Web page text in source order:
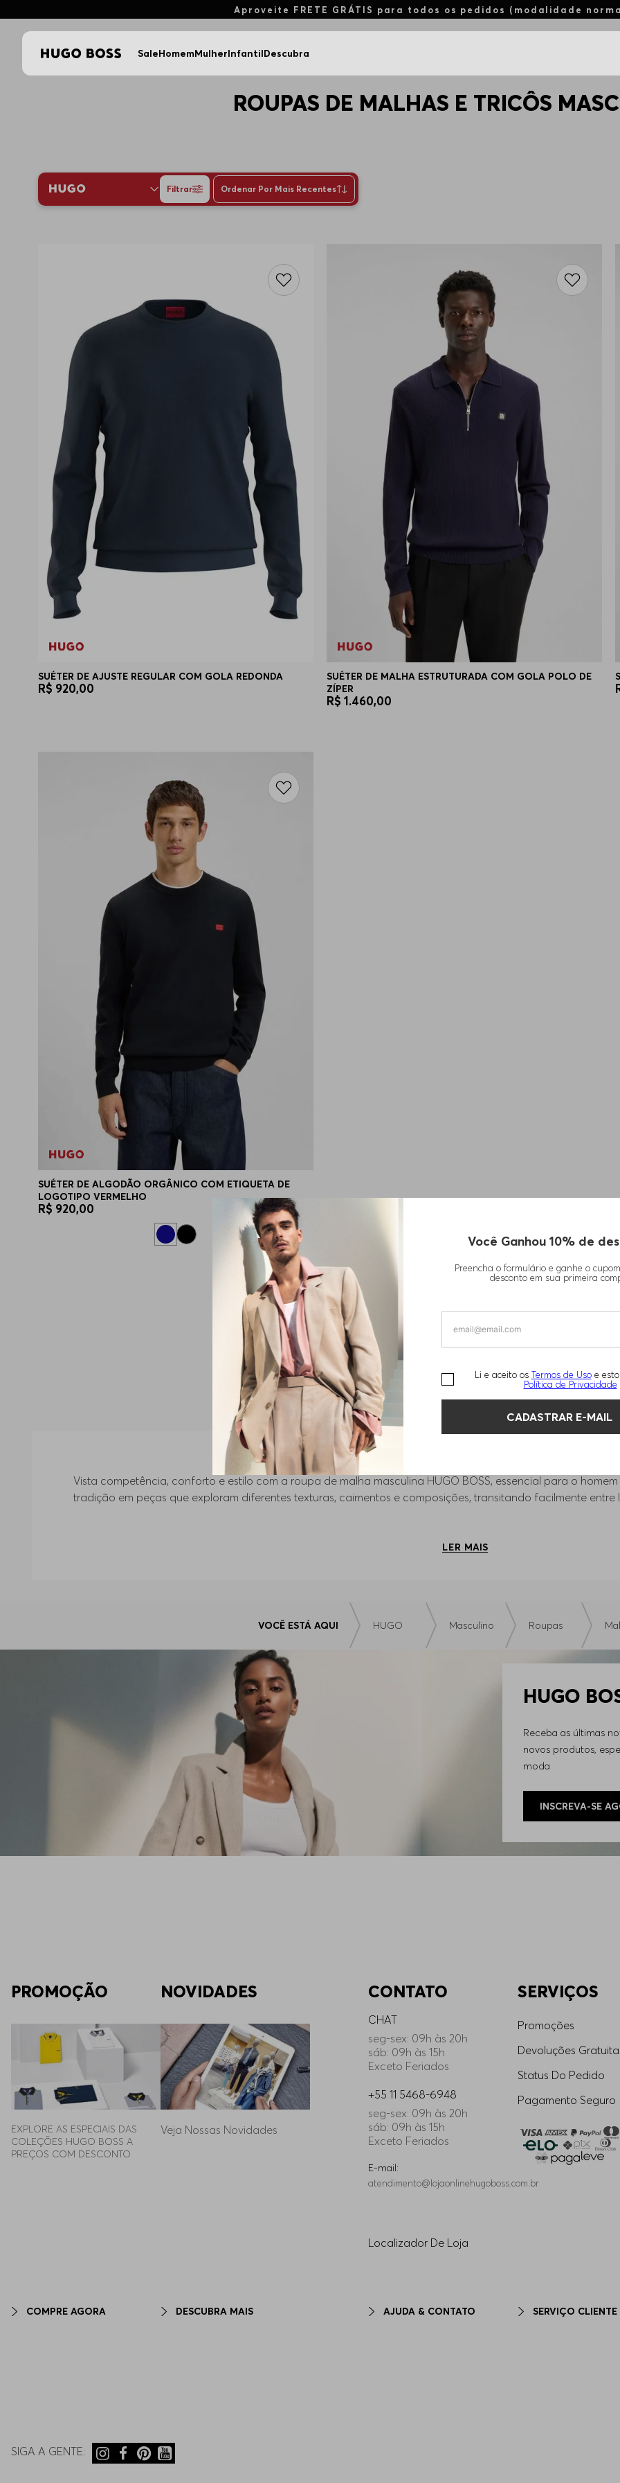
Aproveite FRETE GRÁTIS para todos os pedidos (modalidade
Você Ganhou 10% de
Preencha o formulário e ganhe o
desconto em sua primeira
Li e aceito os Termos de Uso e
Política de Privacidade
CADASTRAR E-MAIL
SaleHomemMulherInfantilDescubra
ROUPAS DE MALHAS E TRICÔS
Filtrar Ordenar Por Mais Recentes
SUÉTER DE AJUSTE REGULAR COM GOLA REDONDA
R$ 920,00
SUÉTER DE MALHA ESTRUTURADA COM GOLA POLO DE
ZÍPER
R$ 1.460,00
SUÉTER DE ALGODÃO ORGÂNICO COM ETIQUETA DE
LOGOTIPO VERMELHO
R$ 920,00
Roupas de malha masculina: elegância com
Vista competência, conforto e estilo com a roupa de malha masculina HUGO BOSS, essencial para o
tradição em peças que exploram diferentes texturas, caimentos e composições, transitando facilmente entre
LER
do clássico ao moderno, cada detalhe reflete a autenticidade de quem valoriza exclusividade e praticidade.
Durabilidade: acabamento canelado que mantém a forma;
Praticidade: perfeito para transitar entre reuniões e encontros.
Suéter crewneck de malha fina em lã fria
O suéter crewneck em lã fria é referência em discrição sofisticada. Sua malha fina proporciona isolamento
ou jaquetas HUGO. O acabamento premium e o ajuste preciso são ideais para
garantem conforto em todas as ocasiões.
Cardigan de malha com zíper ou botão
O cardigan masculino de tricô combina funcionalidade e modernidade no dia a dia.
Com modelos em
, a peça oferece estilo para o visual urbano:
Praticidade: abertura frontal e bolsos laterais;
Versatilidade: ajuste térmico ideal para viagens e compromissos;
Personalidade: cortes slim em cores exclusivas HUGO BOSS.
Qual é a diferença entre roupa de malha e tricô masculina?
A coleção HUGO BOSS oferece suéteres, tricôs, e jaquetas premium para proteção térmica e estilo.
A roupa de malha masculina é indicada apenas para o inverno?
Polos e cardigans atendem à meia-estação,enquanto tricôs de lã aquecem nos dias frios
Como escolher a roupa de malha masculina ideal?
Avalie a estação e prefira fibras nobres, modelagens ajustadas e cores que combinem com HUGO BOSS.
Quais são os benefícios de usar malha masculina no dia a dia?
Roupas de malha HUGO BOSS garantem conforto térmico, durabilidade, caimento elegante e exclusividade
Como combinar roupas de malha masculina para um visual moderno?
Priorize tons neutros, use sobreposições e explore HUGO para o ousado ou BOSS para o clássico.
ideais para
Sinta a exclusividade e o caimento impecável em cada detalhe de nossas peças.
VOCÊ ESTÁ AQUI HUGO Masculino Roupas
HUGO
Receba as últimas
novos produtos,
moda
INSCREVA-SE
PROMOÇÃO
EXPLORE AS ESPECIAIS DAS
COLEÇÕES HUGO BOSS A
PREÇOS COM DESCONTO
COMPRE AGORA
NOVIDADES
Veja Nossas Novidades
DESCUBRA MAIS
CONTATO
CHAT
seg-sex: 09h às 20h
sáb: 09h às 15h
Exceto Feriados
+55 11 5468-6948
seg-sex: 09h às 20h
sáb: 09h às 15h
Exceto Feriados
E-mail:
atendimento@lojaonlinehugoboss.com.br
Localizador De Loja
AJUDA & CONTATO
SERVIÇOS
Promoções
Devoluções
Status Do Pedido
Pagamento Seguro
SERVIÇO CLIENTE
SIGA A GENTE: